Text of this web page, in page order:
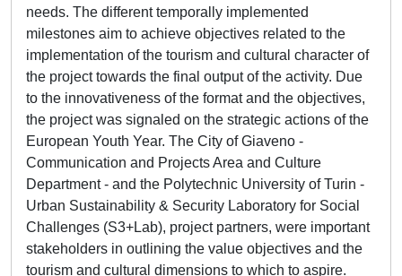
needs. The different temporally implemented
milestones aim to achieve objectives related to the
implementation of the tourism and cultural character of
the project towards the final output of the activity. Due
to the innovativeness of the format and the objectives,
the project was signaled on the strategic actions of the
European Youth Year. The City of Giaveno -
Communication and Projects Area and Culture
Department - and the Polytechnic University of Turin -
Urban Sustainability & Security Laboratory for Social
Challenges (S3+Lab), project partners, were important
stakeholders in outlining the value objectives and the
tourism and cultural dimensions to which to aspire.